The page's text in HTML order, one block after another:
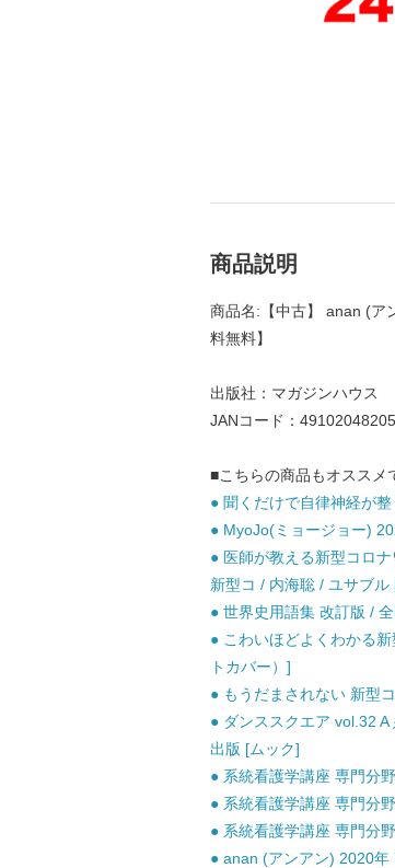
商品説明
商品名:【中古】 anan (ア
料無料】
出版社：マガジンハウス
JANコード：
■こちらの商品もオススメ
● 聞くだけで自律神経が
● MyoJo(ミョージョー)
● 医師が教える新型コロ
新型コ / 内海聡 / ユサブ
● 世界史用語集 改訂版 /
● こわいほどよくわかる
トカバー）]
● もうだまされない 新型
● ダンススクエア vol.32
出版 [ムック]
● 系統看護学講座 専門分
● 系統看護学講座 専門分
● 系統看護学講座 専門分
● anan (アンアン) 2020